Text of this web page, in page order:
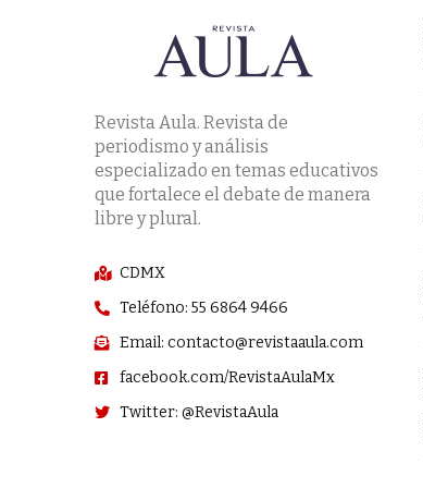
Revista Aula. Revista de
periodismo y análisis
especializado en temas educativos
que fortalece el debate de manera
libre y plural.
CDMX
Teléfono: 55 6864 9466
Email: contacto@revistaaula.com
facebook.com/RevistaAulaMx
Twitter: @RevistaAula